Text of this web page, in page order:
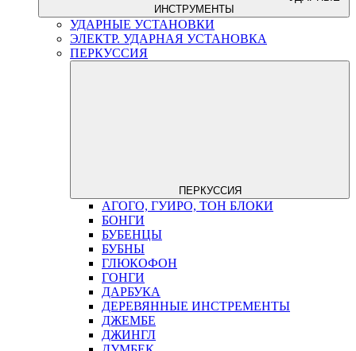
ИНСТРУМЕНТЫ
УДАРНЫЕ УСТАНОВКИ
ЭЛЕКТР. УДАРНАЯ УСТАНОВКА
ПЕРКУССИЯ
ПЕРКУССИЯ
АГОГО, ГУИРО, ТОН БЛОКИ
БОНГИ
БУБЕНЦЫ
БУБНЫ
ГЛЮКОФОН
ГОНГИ
ДАРБУКА
ДЕРЕВЯННЫЕ ИНСТРЕМЕНТЫ
ДЖЕМБЕ
ДЖИНГЛ